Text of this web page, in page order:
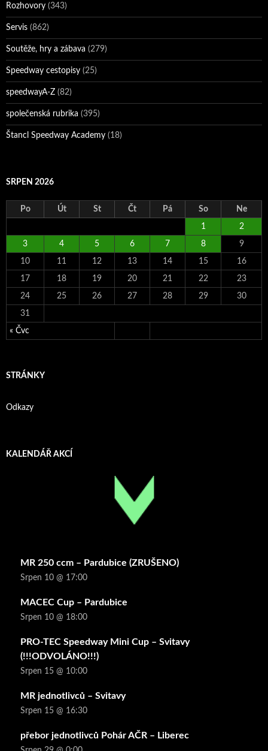
Rozhovory (343)
Servis (862)
Soutěže, hry a zábava (279)
Speedway cestopisy (25)
speedwayA-Z (82)
společenská rubrika (395)
Štancl Speedway Academy (18)
SRPEN 2026
Po Út St Čt Pá So Ne
« Čvc
1 2
3 4 5 6 7 8 9
10 11 12 13 14 15 16
17 18 19 20 21 22 23
24 25 26 27 28 29 30
31
STRÁNKY
Odkazy
KALENDÁŘ AKCÍ
MR 250 ccm – Pardubice (ZRUŠENO)
Srpen 10 @ 17:00
MACEC Cup – Pardubice
Srpen 10 @ 18:00
PRO-TEC Speedway Mini Cup – Svitavy
(!!!ODVOLÁNO!!!)
Srpen 15 @ 10:00
MR jednotlivců – Svitavy
Srpen 15 @ 16:30
přebor jednotlivců Pohár AČR – Liberec